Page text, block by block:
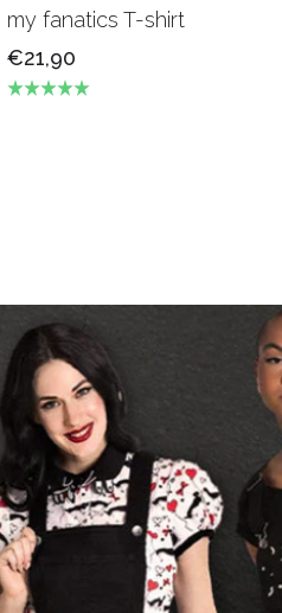
my fanatics T-shirt
€21,90